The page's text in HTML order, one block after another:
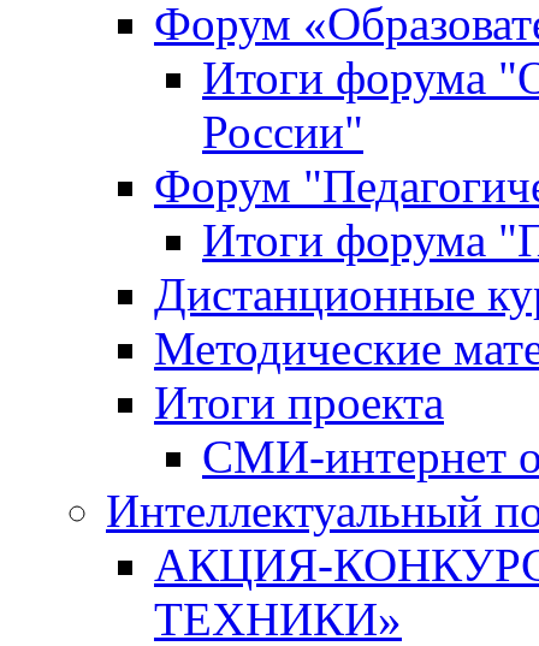
Форум
Итоги форума
России"
Форум
Итоги форума
Дистанционные
Методические
Итоги проекта
СМИ-интернет
Интеллектуальный
АКЦИЯ-
ТЕХНИКИ»